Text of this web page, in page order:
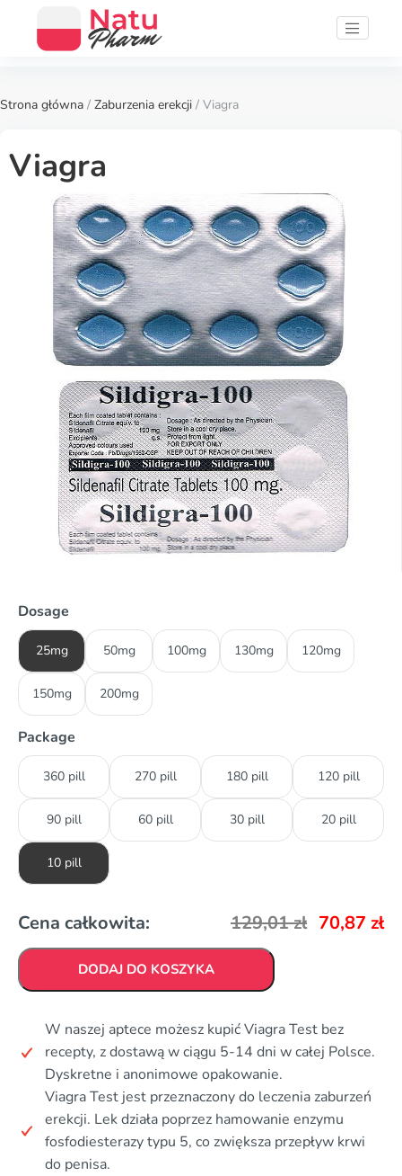
Strona główna / Zaburzenia erekcji / Viagra
Viagra
Dosage
25mg 50mg 100mg 130mg 120mg
150mg 200mg
Package
360 pill 270 pill 180 pill 120 pill
90 pill 60 pill 30 pill 20 pill
10 pill
Cena całkowita: 129,01zł 70,87 zł
DODAJ DO KOSZYKA
W naszej aptece możesz kupić Viagra Test bez
recepty, z dostawą w ciągu 5-14 dni w całej Polsce.
Dyskretne i anonimowe opakowanie.
Viagra Test jest przeznaczony do leczenia zaburzeń
erekcji. Lek działa poprzez hamowanie enzymu
fosfodiesterazy typu 5, co zwiększa przepływ krwi
do penisa.